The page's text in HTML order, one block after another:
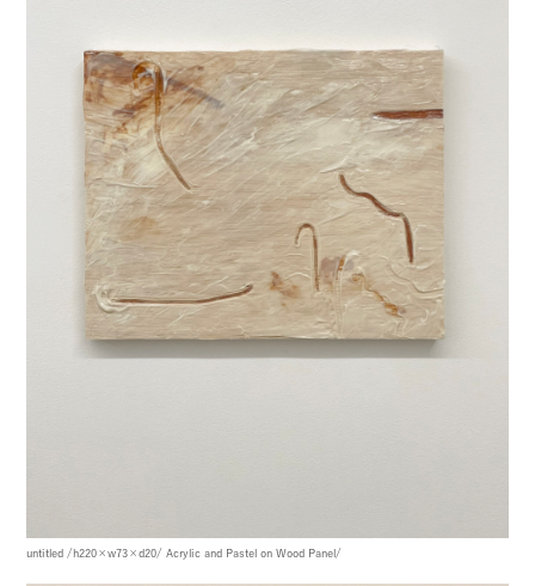
untitled /h220×w73×d20/ Acrylic and Pastel on Wood Panel/